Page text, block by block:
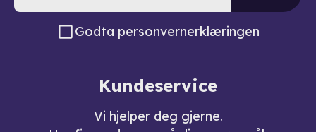
Godta personvernerklæringen
Kundeservice
Vi hjelper deg gjerne.